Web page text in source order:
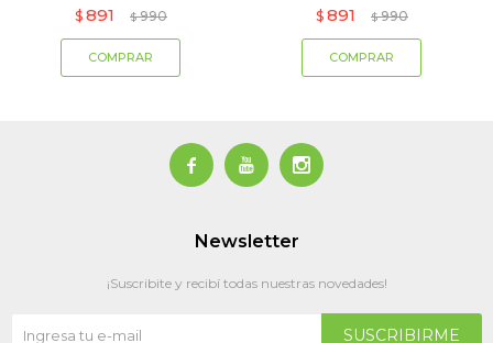
$ 891 $ 990 $ 891 $ 990
  
Newsletter
¡Suscribite y recibí todas nuestras novedades!
SUSCRIBIRME